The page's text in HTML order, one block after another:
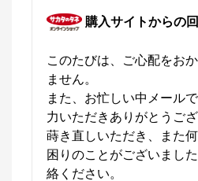
購入サイトからの
このたびは、ご心配をお
ません。
また、お忙しい中メール
力いただきありがとうござ
蒔き直しいただき、また
困りのことがございまし
絡ください。